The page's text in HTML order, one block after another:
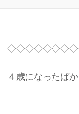
４歳になったば